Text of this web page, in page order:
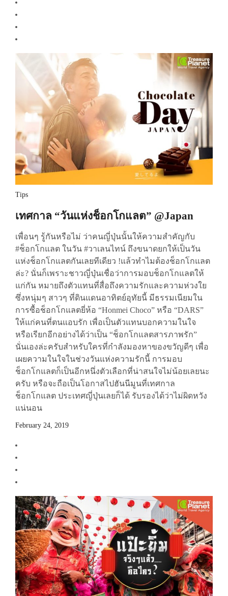
Tips
เทศกาล “วันแห่งช็อกโกแลต” @Japan
เพื่อนๆ รู้กันหรือไม่ ว่าคนญี่ปุ่นนั้นให้ความสำคัญกับ
#ช็อกโกแลต ในวัน #วาเลนไทน์ ถึงขนาดยกให้เป็นวัน
แห่งช็อกโกแลตกันเลยทีเดียว !แล้วทำไมต้องช็อกโกแลต
ล่ะ? นั่นก็เพราะชาวญี่ปุ่นเชื่อว่าการมอบช็อกโกแลตให้
แก่กัน หมายถึงตัวแทนที่สื่อถึงความรักและความห่วงใย
ซึ่งหนุ่มๆ สาวๆ ที่ดินแดนอาทิตย์อุทัยนี้ มีธรรมเนียมใน
การซื้อช็อกโกแลตยี่ห้อ “Honmei Choco” หรือ “DARS”
ให้แก่คนที่ตนแอบรัก เพื่อเป็นตัวแทนบอกความในใจ
หรือเรียกอีกอย่างได้ว่าเป็น “ช็อกโกแลตสารภาพรัก”
นั่นเองล่ะครับสำหรับใครที่กำลังมองหาของขวัญดีๆ เพื่อ
เผยความในใจในช่วงวันแห่งความรักนี้ การมอบ
ช็อกโกแลตก็เป็นอีกหนึ่งตัวเลือกที่น่าสนใจไม่น้อยเลยนะ
ครับ หรือจะถือเป็นโอกาสไปฮันนีมูนที่เทศกาล
ช็อกโกแลต ประเทศญี่ปุ่นเลยก็ได้ รับรองได้ว่าไม่ผิดหวัง
แน่นอน
February 24, 2019